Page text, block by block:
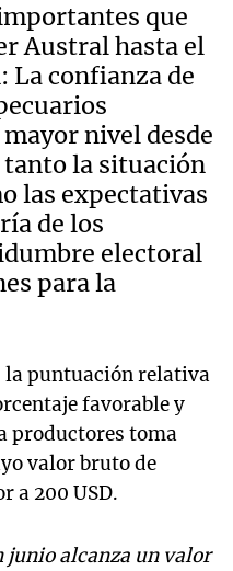
que
Austral hasta el
La confianza de
nivel desde
la situación
las expectativas
de los
electoral
para la
la puntuación relativa
favorable y
productores toma
valor bruto de
a 200 USD.
junio alcanza un valor